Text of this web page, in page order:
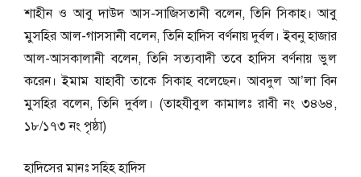
শাহীন ও আবু দাউদ আস-সাজিসতানী বলেন, তিনি সিকাহ। আবু
মুসহির আল-গাসসানী বলেন, তিনি হাদিস বর্ণনায় দুর্বল। ইবনু হাজার
আল-আসকালানী বলেন, তিনি সত্যবাদী তবে হাদিস বর্ণনায় ভুল
করেন। ইমাম যাহাবী তাকে সিকাহ বলেছেন। আবদুল আ’লা বিন
মুসহির বলেন, তিনি দুর্বল। (তাহযীবুল কামালঃ রাবী নং ৩৪৬৪,
১৮/১৭৩ নং পৃষ্ঠা)
হাদিসের মানঃসহিহ হাদিস